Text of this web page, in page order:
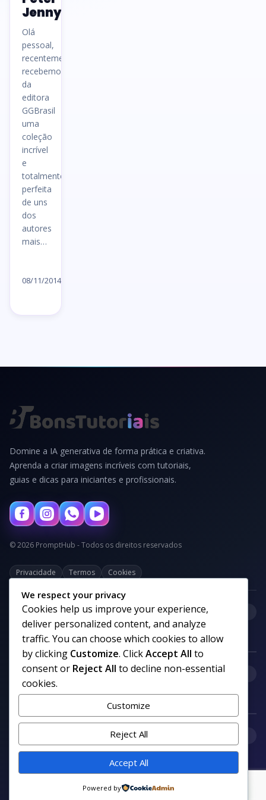
Jenny
Olá
pessoal,
recentemente
recebemos
da
editora
GGBrasil
uma
coleção
incrível
e
totalmente
perfeita
de uns
dos
autores
mais…
08/11/2014
Domine a IA generativa de forma prática e criativa.
Aprenda a criar imagens incríveis com tutoriais,
guias e dicas para iniciantes e profissionais.
© 2026 PromptHub - Todos os direitos reservados
Privacidade Termos Cookies
Categorias
Links uteis
Siga nosso canal no WhatsApp
We respect your privacy
Cookies help us improve your experience,
deliver personalized content, and analyze
traffic. You can choose which cookies to allow
by clicking Customize. ClickAccept All to
consent or Reject All to decline non-essential
cookies.
Customize
Reject All
Accept All
Powered by